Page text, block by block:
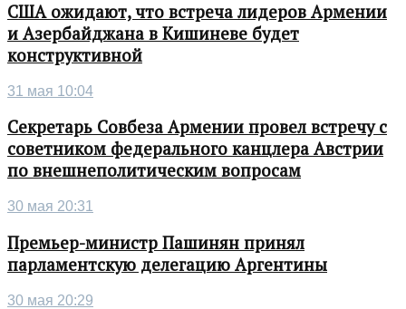
США ожидают, что встреча лидеров Армении
и Азербайджана в Кишиневе будет
конструктивной
31 мая 10:04
Секретарь Совбеза Армении провел встречу с
советником федерального канцлера Австрии
по внешнеполитическим вопросам
30 мая 20:31
Премьер-министр Пашинян принял
парламентскую делегацию Аргентины
30 мая 20:29